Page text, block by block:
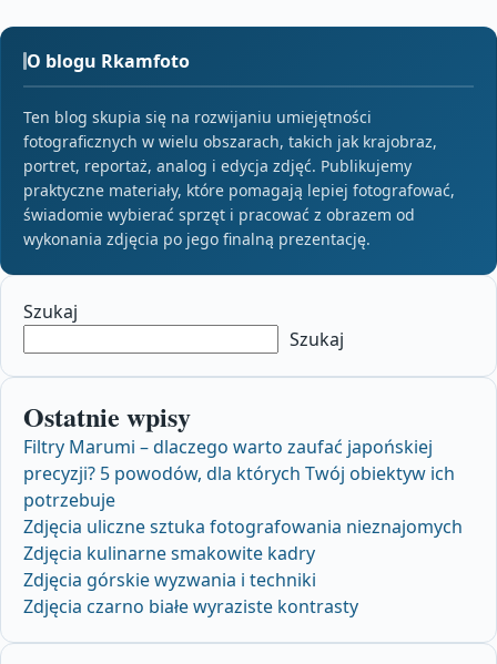
O blogu Rkamfoto
Ten blog skupia się na rozwijaniu umiejętności
fotograficznych w wielu obszarach, takich jak krajobraz,
portret, reportaż, analog i edycja zdjęć. Publikujemy
praktyczne materiały, które pomagają lepiej fotografować,
świadomie wybierać sprzęt i pracować z obrazem od
wykonania zdjęcia po jego finalną prezentację.
Szukaj
Szukaj
Ostatnie wpisy
Filtry Marumi – dlaczego warto zaufać japońskiej
precyzji? 5 powodów, dla których Twój obiektyw ich
potrzebuje
Zdjęcia uliczne sztuka fotografowania nieznajomych
Zdjęcia kulinarne smakowite kadry
Zdjęcia górskie wyzwania i techniki
Zdjęcia czarno białe wyraziste kontrasty